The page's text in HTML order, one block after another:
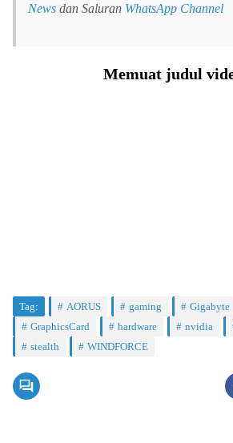
News dan Saluran WhatsApp Channel
Memuat judul
Tag: AORUS gaming Gigabyte
GraphicsCard
hardware nvidia
stealth
WINDFORCE